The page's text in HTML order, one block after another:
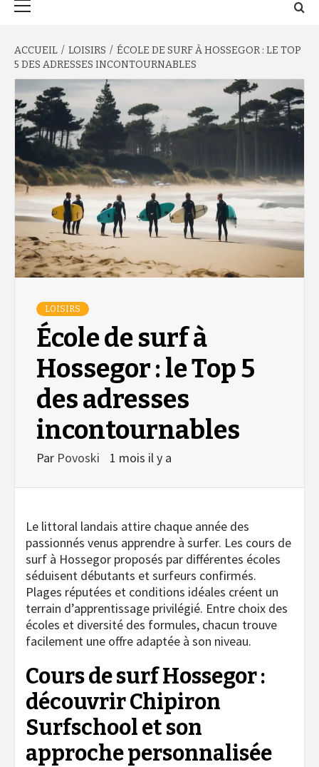
ACCUEIL LOISIRS
ÉCOLE DE SURF À HOSSEGOR : LE TOP
5 DES ADRESSES INCONTOURNABLES
LOISIRS
École de surf à
Hossegor : le Top 5
des adresses
incontournables
Par Povoski 1 mois il y a
Le littoral landais attire chaque année des
passionnés venus apprendre à surfer. Les cours de
surf à Hossegor proposés par différentes écoles
séduisent débutants et surfeurs confirmés.
Plages réputées et conditions idéales créent un
terrain d’apprentissage privilégié. Entre choix des
écoles et diversité des formules, chacun trouve
facilement une offre adaptée à son niveau.
Cours de surf Hossegor :
découvrir Chipiron
Surfschool et son
approche personnalisée